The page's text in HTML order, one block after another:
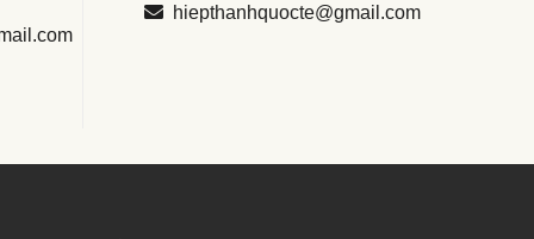
hiepthanhquocte@gmail.com